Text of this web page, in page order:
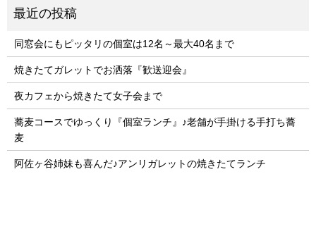
同窓会にもピッタリの個室は12名～最大40名まで
焼きたてガレットでお洒落『歓送迎会』
夜カフェから焼きたて女子会まで
蕎麦コースでゆっくり『個室ランチ』♪老舗が手掛ける手打ち蕎
麦
阿佐ヶ谷姉妹も喜んだ♪アンリガレットの焼きたてランチ